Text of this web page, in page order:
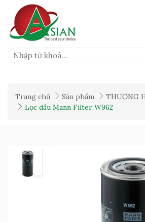
Trang chủ Sản phẩm
THƯƠNG
Lọc dầu Mann Filter W962